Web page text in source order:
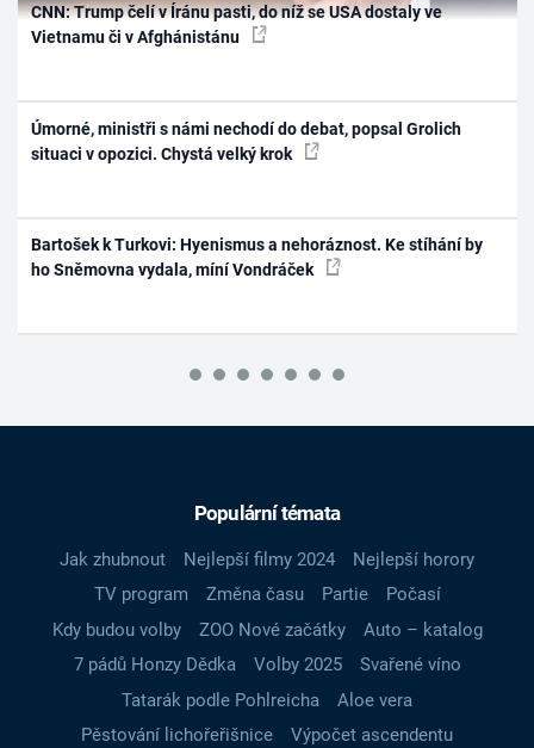
CNN: Trump čelí v Íránu pasti, do níž se USA dostaly ve
Vietnamu či v Afghánistánu
Úmorné, ministři s námi nechodí do debat, popsal Grolich
situaci v opozici. Chystá velký krok
Bartošek k Turkovi: Hyenismus a nehoráznost. Ke stíhání by
ho Sněmovna vydala, míní Vondráček
Populární témata
Jak zhubnout Nejlepší filmy 2024
Nejlepší horory
TV program
Změna času Partie
Počasí
Kdy budou volby
ZOO Nové začátky
Auto – katalog
7 pádů Honzy Dědka
Volby 2025
Svařené víno
Tatarák podle Pohlreicha
Aloe vera
Pěstování lichořeřišnice
Výpočet ascendentu